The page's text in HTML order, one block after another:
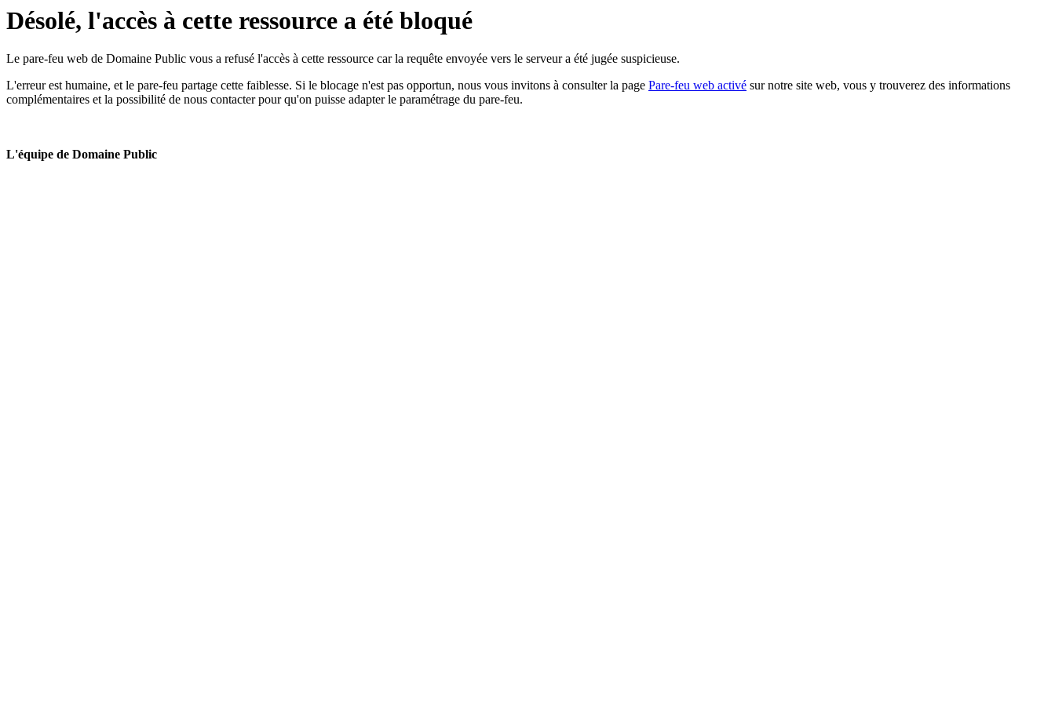
Désolé, l'accès à cette ressource a été bloqué
Le pare-feu web de Domaine Public vous a refusé l'accès à cette ressource car la requête envoyée vers le serveur a été jugée suspicieuse.
L'erreur est humaine, et le pare-feu partage cette faiblesse. Si le blocage n'est pas opportun, nous vous invitons à consulter la page Pare-feu web activé sur notre site web, vous y trouverez des informations
complémentaires et la possibilité de nous contacter pour qu'on puisse adapter le paramétrage du pare-feu.
L'équipe de Domaine Public